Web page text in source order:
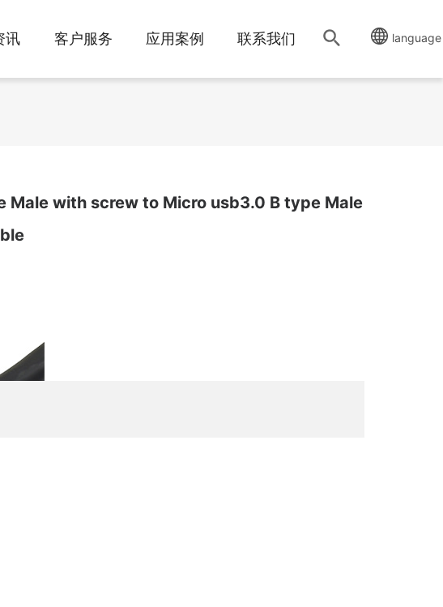
讯 客户服务 应用案例 联系我们 language
Male with screw to Micro usb3.0 B type Male